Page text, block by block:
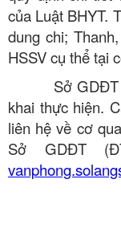
của Luật BHYT.
dung chi;
HSSV cụ thể tại
Sở GDĐT đề
khai thực hiện.
liên hệ về cơ
Sở GDĐT